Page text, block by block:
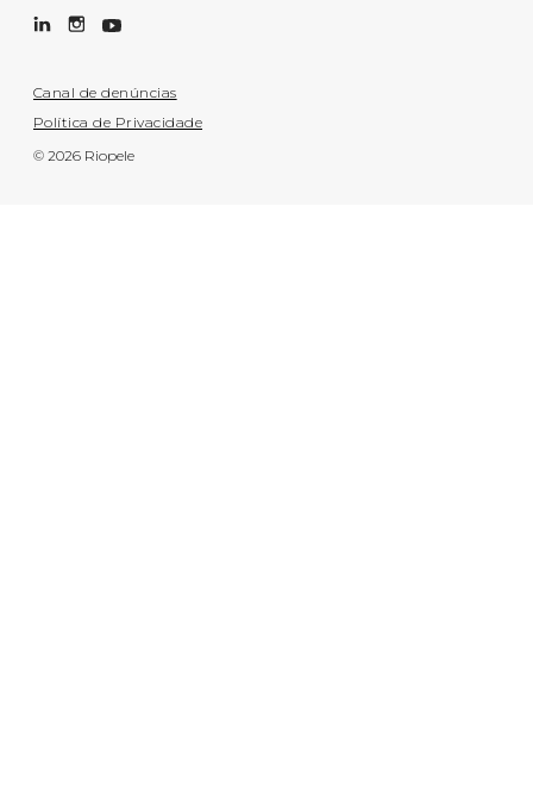
Canal de denúncias
Política de Privacidade
© 2026 Riopele